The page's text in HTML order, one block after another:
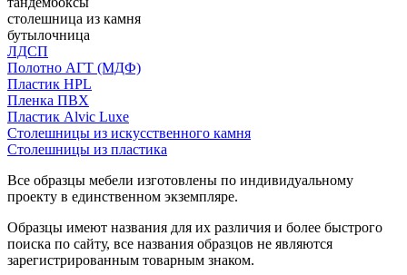
столешница из камня
бутылочница
ЛДСП
Полотно АГТ (МДФ)
Пластик HPL
Пленка ПВХ
Пластик Alvic Luxe
Столешницы из искусственного камня
Столешницы из пластика
Все образцы мебели изготовлены по индивидуальному
проекту в единственном экземпляре.
Образцы имеют названия для их различия и более быстрого
поиска по сайту, все названия образцов не являются
зарегистрированным товарным знаком.